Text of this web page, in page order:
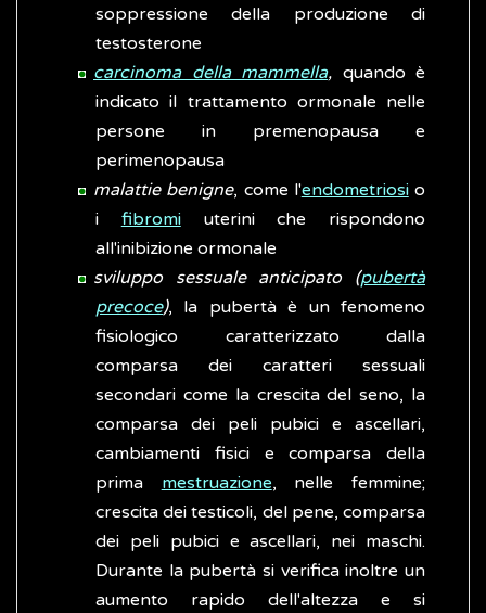
soppressione della produzione di
testosterone
carcinoma della mammella, quando è
indicato il trattamento ormonale nelle
persone in premenopausa e
perimenopausa
malattie benigne, come l'endometriosio
i fibromiuterini che rispondono
all'inibizione ormonale
sviluppo sessuale anticipato (pubertà
precoce), la pubertà è un fenomeno
fisiologico caratterizzato dalla
comparsa dei caratteri sessuali
secondari come la crescita del seno, la
comparsa dei peli pubici e ascellari,
cambiamenti fisici e comparsa della
prima mestruazione, nelle femmine;
crescita dei testicoli, del pene, comparsa
dei peli pubici e ascellari, nei maschi.
Durante la pubertà si verifica inoltre un
aumento rapido dell'altezza e si